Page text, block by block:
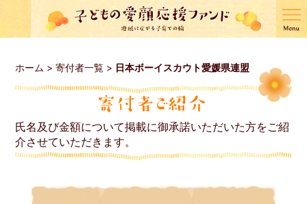
ホーム >寄付者一覧 > 日本ボーイスカウト愛媛県連盟
氏名及び金額について掲載に御承諾いただいた方をご紹
介させていただきます。